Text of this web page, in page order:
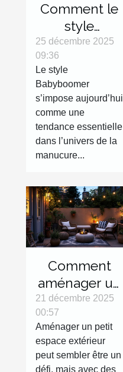
Comment le
style
Babyboomer
révolutionne-
t-il les
tendances
manucures ?
25 décembre 2025
09:36
Le style
Babyboomer
s’impose aujourd’hui
comme une
tendance essentielle
dans l’univers de la
manucure...
Comment
aménager un
petit espace
extérieur
efficacement
?
21 décembre 2025
00:57
Aménager un petit
espace extérieur
peut sembler être un
défi, mais avec des